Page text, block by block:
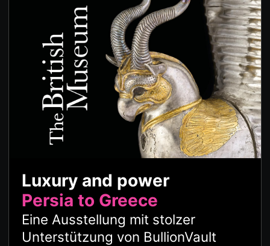
Luxury and power
Persia to Greece
Eine Ausstellung mit stolzer
Unterstützung von BullionVault